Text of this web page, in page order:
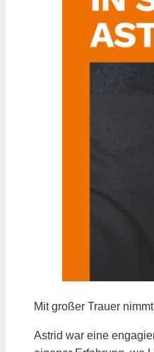
Mit großer Trauer
Astrid war eine